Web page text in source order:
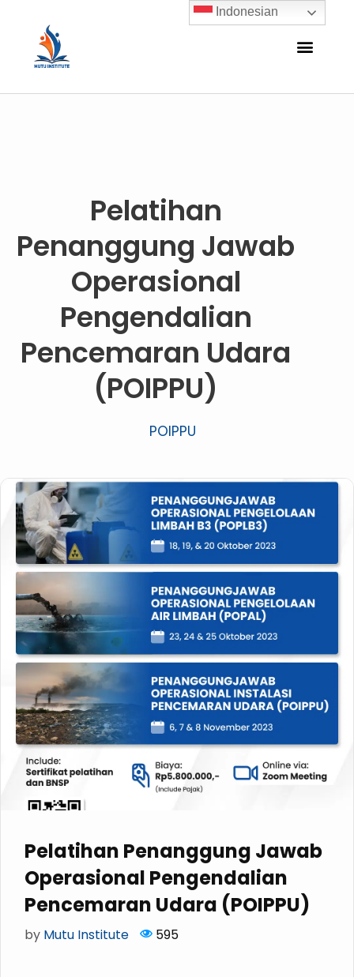
Pelatihan
Penanggung Jawab
Operasional
Pengendalian
Pencemaran Udara
(POIPPU)
POIPPU
Pelatihan Penanggung Jawab
Operasional Pengendalian
Pencemaran Udara (POIPPU)
by Mutu Institute 595
Indonesian